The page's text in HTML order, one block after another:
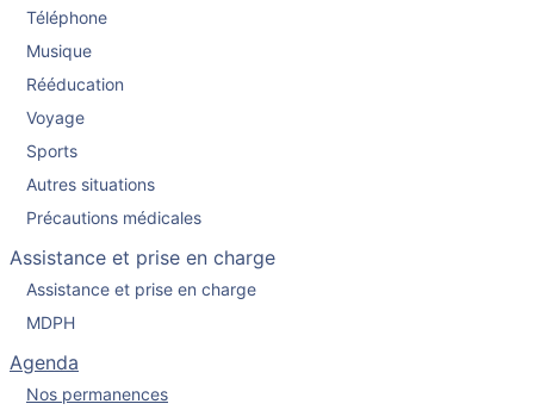
Téléphone
Musique
Rééducation
Voyage
Sports
Autres situations
Précautions médicales
Assistance et prise en charge
Assistance et prise en charge
MDPH
Agenda
Nos permanences